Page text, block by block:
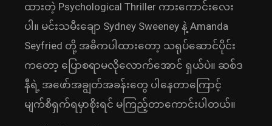
ထားတဲ့ Psychological Thriller ကားကောင်းလေး
ပါ။ မင်းသမီးချော Sydney Sweeney နဲ့ Amanda
Seyfried တို့ အဓိကပါထားတော့ သရုပ်ဆောင်ပိုင်း
ကတော့ ပြောစရာမလိုလောက်အောင် ရှယ်ပဲ။ ဆစ်ဒ
နီရဲ့ အဖော်အချွတ်အခန်းတွေ ပါနေတာကြောင့်
မျက်စိရှက်ရမှာစိုးရင် မကြည့်တာကောင်းပါတယ်။